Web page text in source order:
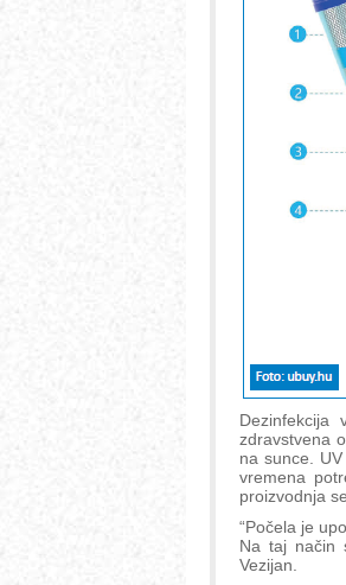
Dezinfekcija
zdravstvena
na sunce.
vremena
proizvodnja
“Počela je
Na taj način
Vezijan.